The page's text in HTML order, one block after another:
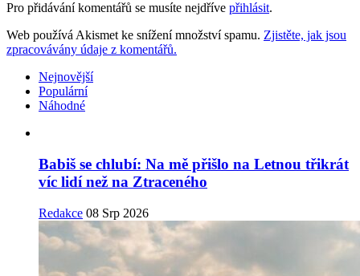
Pro přidávání komentářů se musíte nejdříve přihlásit.
Web používá Akismet ke snížení množství spamu. Zjistěte, jak jsou
zpracovávány údaje z komentářů.
Nejnovější
Populární
Náhodné
Babiš se chlubí: Na mě přišlo na Letnou třikrát
víc lidí než na Ztraceného
Redakce 08 Srp 2026